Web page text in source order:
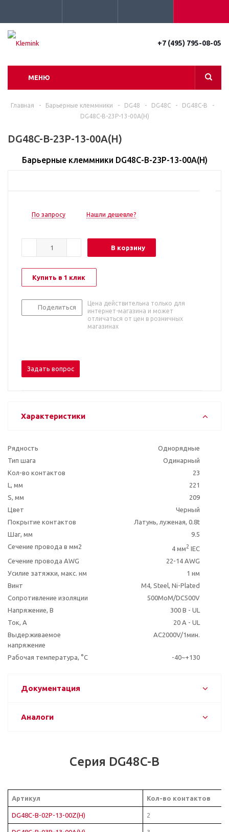
+7 (495) 795-08-05
МЕНЮ
Главная - Барьерные клеммники - DG48 - DG48C - DG48C-B
-
DG48C-B-23P-13-00A(H)
DG48C-B-23P-13-00A(H)
Барьерные клеммники DG48C-B-23P-13-00A(H)
По запросу Нашли дешевле?
В корзину
Купить в 1 клик
Поделиться
Цена действительна только для
интернет-магазина и может
отличаться от цен в розничных
магазинах
Задать вопрос
Характеристики
Рядность
Однорядные
Тип шага
Одинарный
Кол-во контактов
23
L, мм
221
S, мм
209
Цвет
Черный
Покрытие контактов
Латунь, луженая, 0.8t
Шаг, мм
9.5
Сечение провода в мм2
4 мм2 IEC
Сечение провода AWG
22-14 AWG
Усилие затяжки, макс. нм
1 нм
Винт
M4, Steel, Ni-Plated
Сопротивление изоляции
500MoM/DC500V
Напряжение, В
300 В - UL
Ток, А
20 A - UL
Выдерживаемое
напряжение
AC2000V/1мин.
Рабочая температура, °C -40~+130
Документация
Аналоги
Серия DG48C-B
Артикул Кол-во контактов
DG48C-B-02P-13-00Z(H) 2